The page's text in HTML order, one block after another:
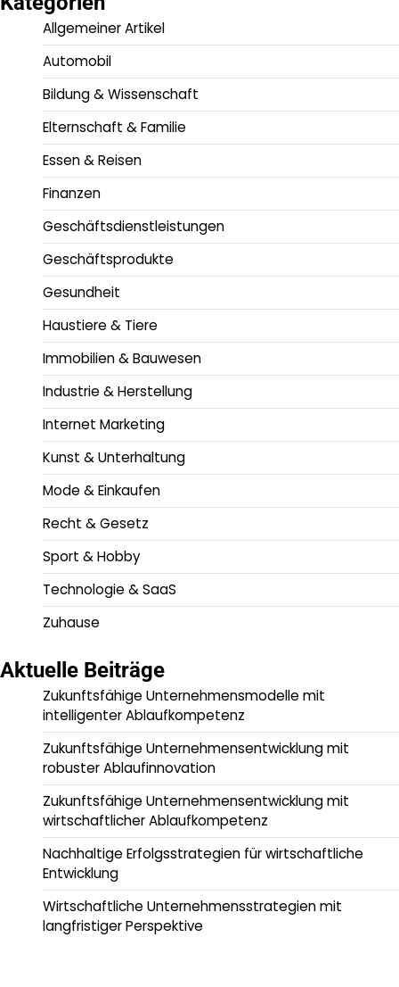
Allgemeiner Artikel
Automobil
Bildung & Wissenschaft
Elternschaft & Familie
Essen & Reisen
Finanzen
Geschäftsdienstleistungen
Geschäftsprodukte
Gesundheit
Haustiere & Tiere
Immobilien & Bauwesen
Industrie & Herstellung
Internet Marketing
Kunst & Unterhaltung
Mode & Einkaufen
Recht & Gesetz
Sport & Hobby
Technologie & SaaS
Zuhause
Aktuelle Beiträge
Zukunftsfähige Unternehmensmodelle mit
intelligenter Ablaufkompetenz
Zukunftsfähige Unternehmensentwicklung mit
robuster Ablaufinnovation
Zukunftsfähige Unternehmensentwicklung mit
wirtschaftlicher Ablaufkompetenz
Nachhaltige Erfolgsstrategien für wirtschaftliche
Entwicklung
Wirtschaftliche Unternehmensstrategien mit
langfristiger Perspektive